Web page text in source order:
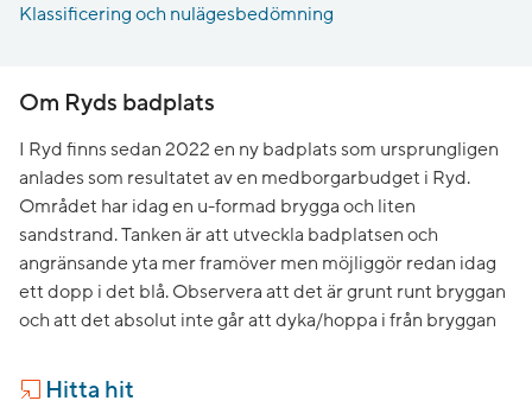
Klassificering och nulägesbedömning
Om Ryds badplats
I Ryd finns sedan 2022 en ny badplats som ursprungligen
anlades som resultatet av en medborgarbudget i Ryd.
Området har idag en u-formad brygga och liten
sandstrand. Tanken är att utveckla badplatsen och
angränsande yta mer framöver men möjliggör redan idag
ett dopp i det blå. Observera att det är grunt runt bryggan
och att det absolut inte går att dyka/hoppa i från bryggan
Hitta hit